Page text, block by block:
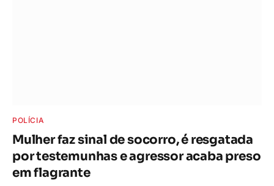
POLÍCIA
Mulher faz sinal de socorro, é resgatada
por testemunhas e agressor acaba preso
em flagrante